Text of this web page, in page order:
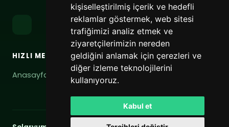
kişiselleştirilmiş içerik ve hedefli
reklamlar göstermek, web sitesi
trafiğimizi analiz etmek ve
ziyaretçilerimizin nereden
geldiğini anlamak için çerezleri ve
diğer izleme teknolojilerini
kullanıyoruz.
Kabul et
HIZLI MENÜ
Anasayfa
BAĞLANTILAR
Hizmet Şartları